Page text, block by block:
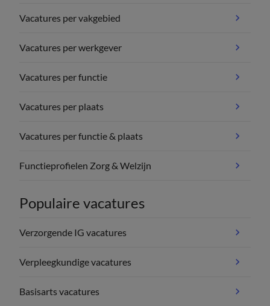
Vacatures per vakgebied
Vacatures per werkgever
Vacatures per functie
Vacatures per plaats
Vacatures per functie & plaats
Functieprofielen Zorg & Welzijn
Populaire vacatures
Verzorgende IG vacatures
Verpleegkundige vacatures
Basisarts vacatures